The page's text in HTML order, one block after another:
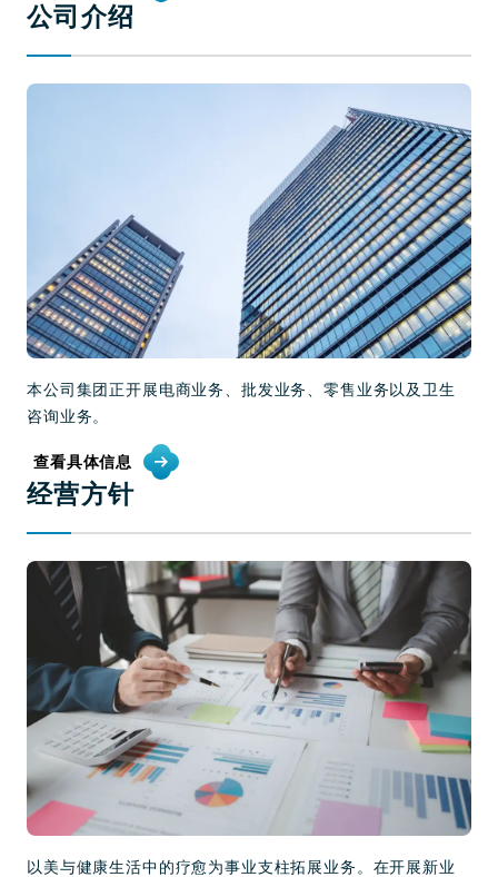
公司介绍
本公司集团正开展电商业务、批发业务、零售业务以及卫生
咨询业务。
查看具体信息
经营方针
以美与健康生活中的疗愈为事业支柱拓展业务。在开展新业